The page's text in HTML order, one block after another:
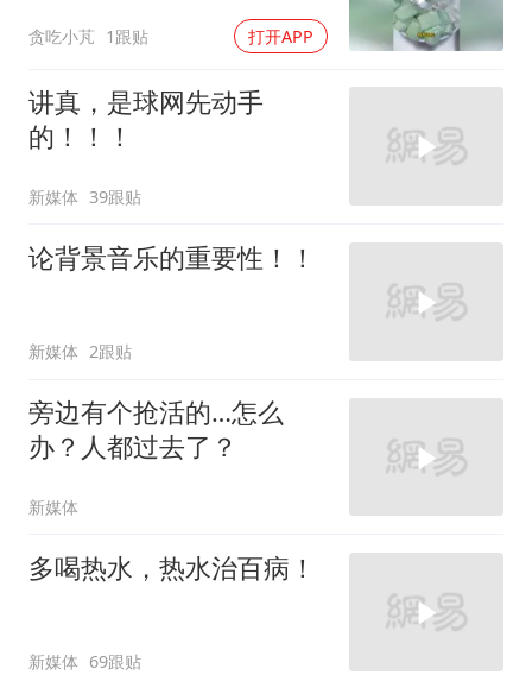
贪吃小芃 1跟贴 打开APP
讲真，是球网先动手
的！！！
新媒体 39跟贴
论背景音乐的重要性！！
新媒体 2跟贴
旁边有个抢活的…怎么
办？人都过去了？
新媒体
多喝热水，热水治百病！
新媒体 69跟贴